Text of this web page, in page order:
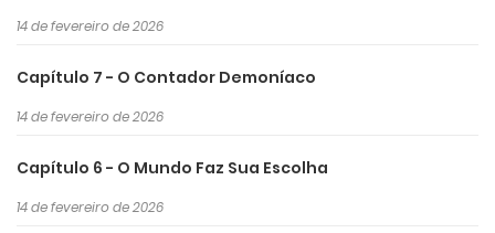
14 de fevereiro de 2026
Capítulo 7 - O Contador Demoníaco
14 de fevereiro de 2026
Capítulo 6 - O Mundo Faz Sua Escolha
14 de fevereiro de 2026